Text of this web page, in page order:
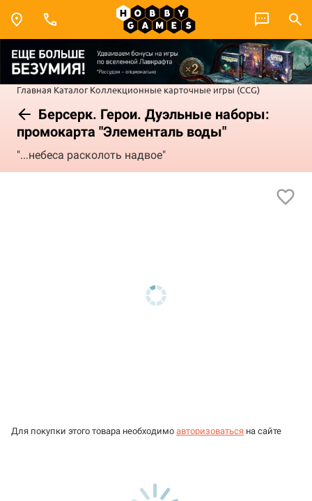
Главная Каталог Коллекционные карточные игры (CCG)
Берсерк. Герои. Дуэльные наборы:
промокарта "Элементаль воды"
"...небеса расколоть надвое"
Для покупки этого товара необходимо авторизоваться на сайте